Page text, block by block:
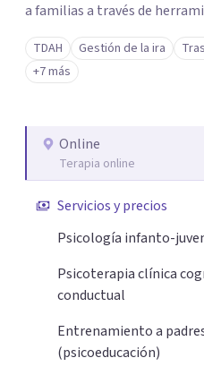
a familias a través de
adaptadas a la edad de cada
etiquetas y los tecnicismos.
centra en entender las
necesaria para superar sus
comunicación entre ustedes. Acompaño a niños y
adolescentes que están
timidez, la rebeldía o
educar sin perder la paciencia ni el
para dar el primer paso
más armoniosa, agenda tu
TDAH Gestión de la ira
+7 más
Online
Terapia online
Servicios y precios
Psicología infanto-
Psicoterapia clínica
conductual
Entrenamiento a
(psicoeducación)